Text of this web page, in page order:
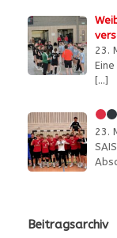
23.
[…]
23.
Beitragsarchiv